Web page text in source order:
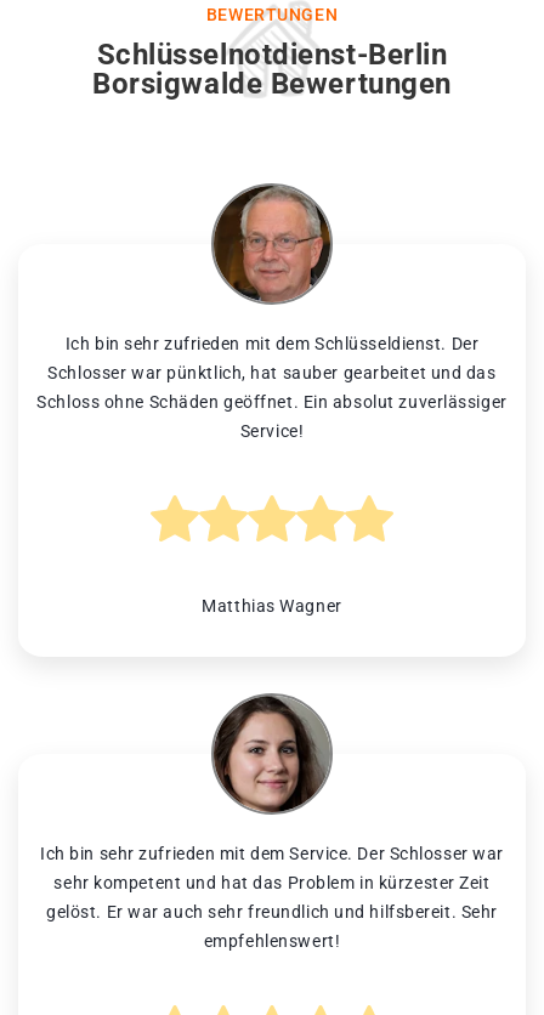
BEWERTUNGEN
Schlüsselnotdienst-Berlin
Borsigwalde Bewertungen
Ich bin sehr zufrieden mit dem Schlüsseldienst. Der
Schlosser war pünktlich, hat sauber gearbeitet und das
Schloss ohne Schäden geöffnet. Ein absolut zuverlässiger
Service!
Matthias Wagner
Ich bin sehr zufrieden mit dem Service. Der Schlosser war
sehr kompetent und hat das Problem in kürzester Zeit
gelöst. Er war auch sehr freundlich und hilfsbereit. Sehr
empfehlenswert!